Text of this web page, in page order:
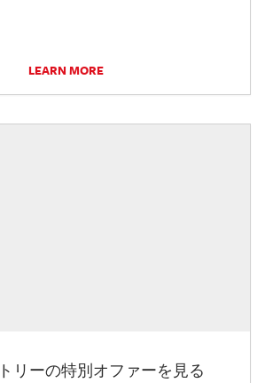
LEARN MORE
リーの特別オファーを見る